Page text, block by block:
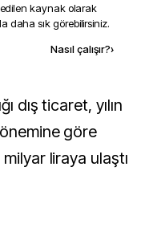
kaynak olarak
daha sık görebilirsiniz.
Nasıl çalışır?›
göre
liraya ulaştı